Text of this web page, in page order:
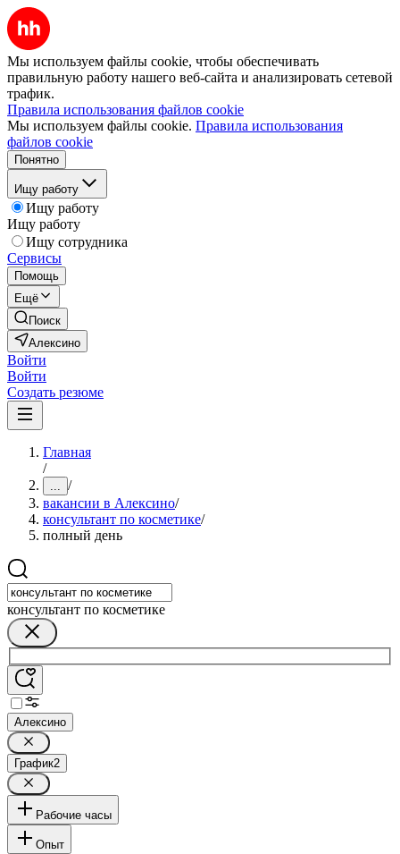
Мы используем файлы cookie, чтобы обеспечивать
правильную работу нашего веб-сайта и анализировать сетевой
трафик.
Правила использования файлов cookie
Мы используем файлы cookie. Правила использования
файлов cookie
Понятно
Ищу работу
Ищу работу
Ищу работу
Ищу сотрудника
Сервисы
Помощь
Ещё
Поиск
Алексино
Войти
Войти
Создать резюме
Главная
/
... /
вакансии в Алексино/
консультант по косметике/
полный день
консультант по косметике
Алексино
График2
Рабочие часы
Опыт